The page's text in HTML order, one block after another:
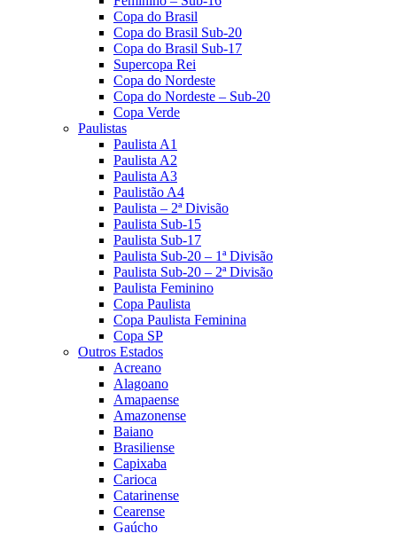
Copa do Brasil
Copa do Brasil Sub-20
Copa do Brasil Sub-17
Supercopa Rei
Copa do Nordeste
Copa do Nordeste – Sub-20
Copa Verde
Paulistas
Paulista A1
Paulista A2
Paulista A3
Paulistão A4
Paulista – 2ª Divisão
Paulista Sub-15
Paulista Sub-17
Paulista Sub-20 – 1ª Divisão
Paulista Sub-20 – 2ª Divisão
Paulista Feminino
Copa Paulista
Copa Paulista Feminina
Copa SP
Outros Estados
Acreano
Alagoano
Amapaense
Amazonense
Baiano
Brasiliense
Capixaba
Carioca
Catarinense
Cearense
Gaúcho